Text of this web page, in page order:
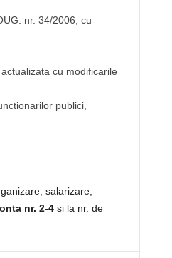
nr. 34/2006, cu
cu modificarile
publici,
salarizare,
nr. 2-4 si la nr. de